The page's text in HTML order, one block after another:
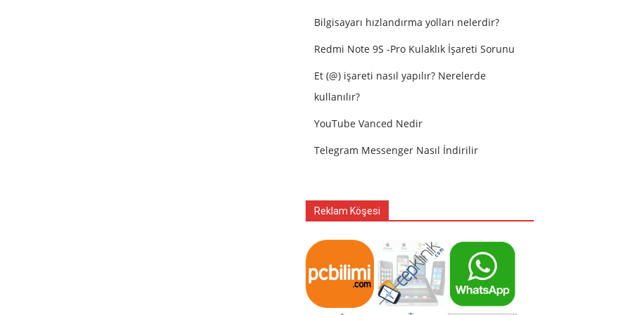
Bilgisayarı hızlandırma yolları nelerdir?
Redmi Note 9S -Pro Kulaklık İşareti Sorunu
Et (@) işareti nasıl yapılır? Nerelerde
kullanılır?
YouTube Vanced Nedir
Telegram Messenger Nasıl İndirilir
Reklam Köşesi